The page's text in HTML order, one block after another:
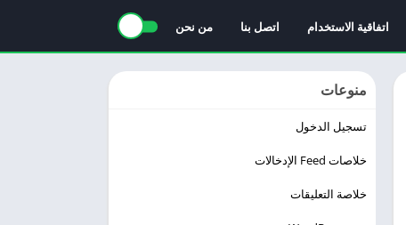
اتفاقية الاستخدام اتصل بنا من نحن
منوعات
تسجيل الدخول
خلاصات Feed الإدخالات
خلاصة التعليقات